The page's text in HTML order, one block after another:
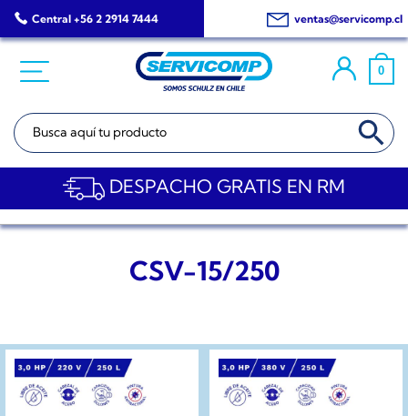
Saltar
al
Central +56 2 2914 7444 ventas@servicomp.cl
0
Buscar: BOTÓN DE
DESPACHO GRATIS EN RM
CSV-15/250